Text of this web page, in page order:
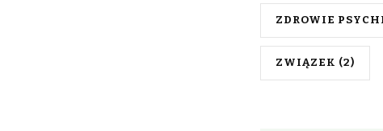
ZDROWIE
ZWIĄZEK (2)